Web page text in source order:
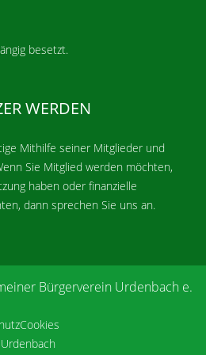
besetzt.
WERDEN
Mithilfe seiner Mitglieder und
Sie Mitglied werden möchten,
haben oder finanzielle
dann sprechen Sie uns an.
Bürgerverein Urdenbach e.
Cookies